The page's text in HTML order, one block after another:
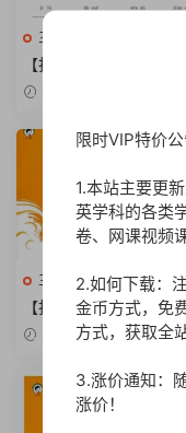
三年级语文下册
【打印版】【精品】部
文三年级下册期中测试
三年级语文下册
【打印版】2023新版
练课堂笔记 三年级下册
8页PDF文档】
2023-07-23
限时VIP特价公
1.本站主要更
英学科的各类
卷、网课视频
2.如何下载：
金币方式，免
方式，获取全
3.涨价通知：
涨价！